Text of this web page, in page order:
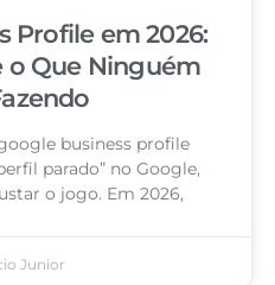
Profile em 2026:
o Que Ninguém
business profile
parado” no Google,
o jogo. Em 2026,
Junior